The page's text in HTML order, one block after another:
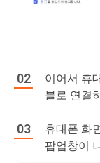
이어서 휴
블로 연결
휴대폰 화
팝업창이